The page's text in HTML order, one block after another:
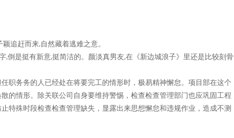
追赶而来,自然藏着逃难之意。
,倒是挺有新意,挺简洁的。颜淡真男友,在《新边城浪子》里还是比较刻骨
职务务的人已经处在将要完工的情形时，极易精神懈怠。项目部在这个
的情形。除关联公司自身要维持警惕，检查检查管理部门也应巩固工程
特殊时段检查检查管理缺失，显露出来思想懈怠和违规作业，造成不测